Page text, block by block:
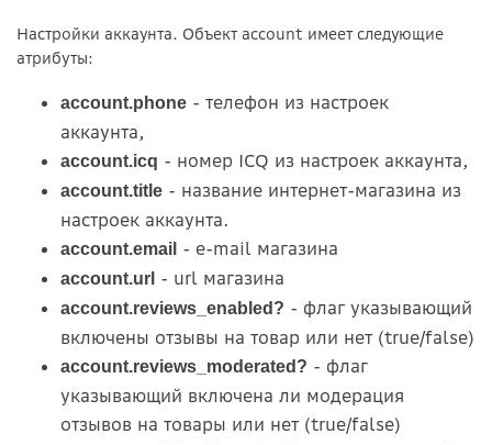
Настройки аккаунта. Объект account имеет следующие
атрибуты:
account.phone - телефон из настроек
аккаунта,
account.icq - номер ICQ из настроек аккаунта,
account.title - название интернет-магазина из
настроек аккаунта.
account.email - e-mail магазина
account.url - url магазина
account.reviews_enabled? - флаг указывающий
включены отзывы на товар или нет (true/false)
account.reviews_moderated? - флаг
указывающий включена ли модерация
отзывов на товары или нет (true/false)